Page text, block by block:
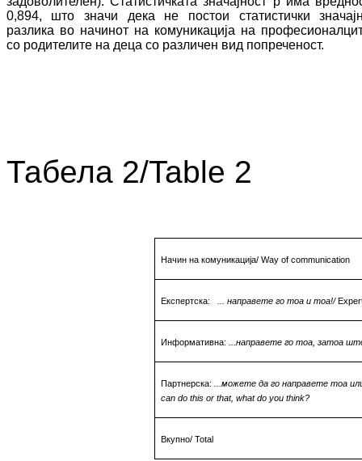
0,894, што значи дека не постои статистички
разлика во начинот на комуникација на
со родителите на деца со различен вид попреченост.
Табела 2/Table 2
Начин на комуникација/ Way of communication
Експертска: ... направете го тоа и тоа!/
Информативна: ...направете го тоа, затоа
Партнерска:
...можете да го направете тоа
can do this or that, what do you think?
Вкупно/ Total